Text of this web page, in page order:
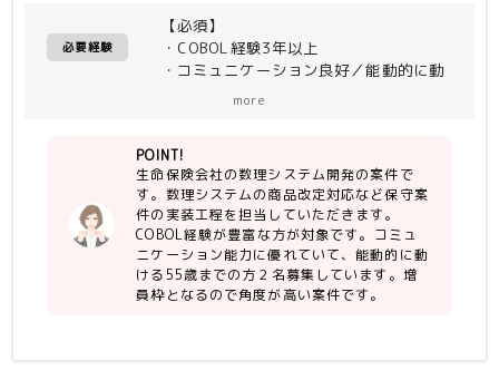
＜開発環境＞
・IBM zOS
・COBOL
必要経験
【必須】
・COBOL経験3年以上
・コミュニケーション良好／能動的に動
・生保知識
more
POINT!
生命保険会社の数理システム開発の案件で
す。数理システムの商品改定対応など保守案
件の実装工程を担当していただきます。
COBOL経験が豊富な方が対象です。コミュ
ニケーション能力に優れていて、能動的に動
ける55歳までの方２名募集しています。増
員枠となるので角度が高い案件です。